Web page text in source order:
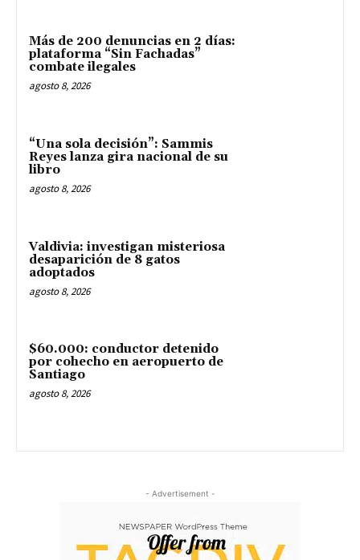
Más de 200 denuncias en 2 días:
plataforma “Sin Fachadas”
combate ilegales
agosto 8, 2026
“Una sola decisión”: Sammis
Reyes lanza gira nacional de su
libro
agosto 8, 2026
Valdivia: investigan misteriosa
desaparición de 8 gatos
adoptados
agosto 8, 2026
$60.000: conductor detenido
por cohecho en aeropuerto de
Santiago
agosto 8, 2026
- Advertisement -